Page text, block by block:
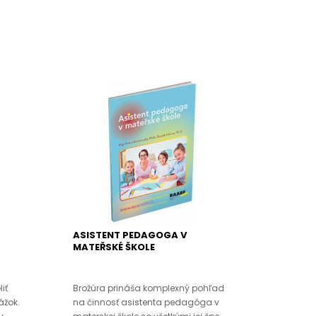
ASISTENT PEDAGOGA V
MATEŘSKÉ ŠKOLE
Brožúra prináša komplexný pohľad
na činnosť asistenta pedagóga v